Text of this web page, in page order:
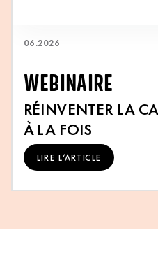
06.2026
WEBINAIRE
RÉINVENTER LA
À LA FOIS
LIRE L’ARTICLE